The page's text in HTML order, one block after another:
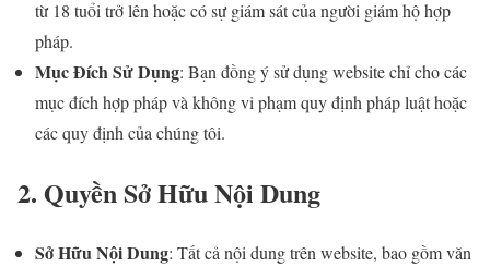
từ 18 tuổi trở lên hoặc có sự giám sát của người giám hộ hợp
pháp.
Mục Đích Sử Dụng: Bạn đồng ý sử dụng website chỉ cho các
mục đích hợp pháp và không vi phạm quy định pháp luật hoặc
các quy định của chúng tôi.
2. Quyền Sở Hữu Nội Dung
Sở Hữu Nội Dung: Tất cả nội dung trên website, bao gồm văn